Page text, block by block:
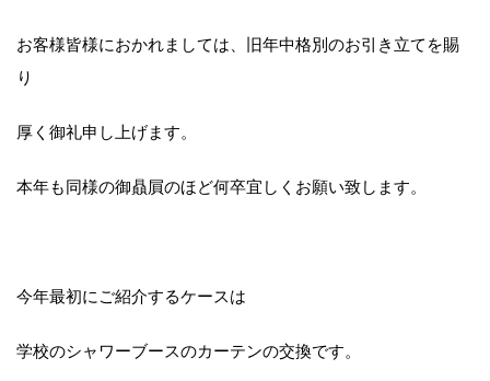
お客様皆様におかれましては、旧年中格別のお引き立てを賜
り
厚く御礼申し上げます。
本年も同様の御贔屓のほど何卒宜しくお願い致します。
今年最初にご紹介するケースは
学校のシャワーブースのカーテンの交換です。